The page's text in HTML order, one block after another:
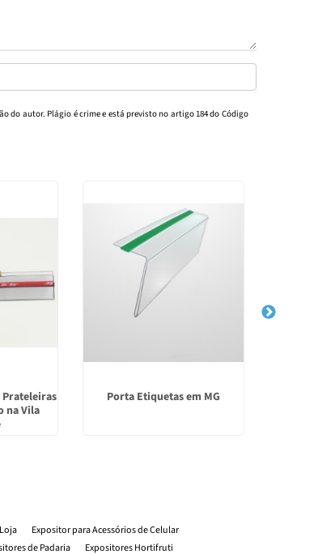
do autor. Plágio é crime e está previsto no artigo 184 do Código
na Vila
Porta Etiquetas em MG
Expositor para Acessórios de Celular
de Padaria Expositores Hortifruti